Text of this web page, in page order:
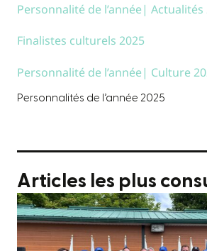
Personnalité de l’année| Actualités
Finalistes culturels 2025
Personnalité de l’année| Culture
Personnalités de l’année 2025
Articles les plus